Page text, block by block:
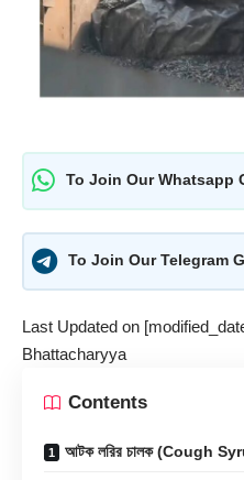
To Join Our Whatsapp
To Join Our Telegram
Last Updated on
Bhattacharyya
Contents
আটক লরির চালক (Cough